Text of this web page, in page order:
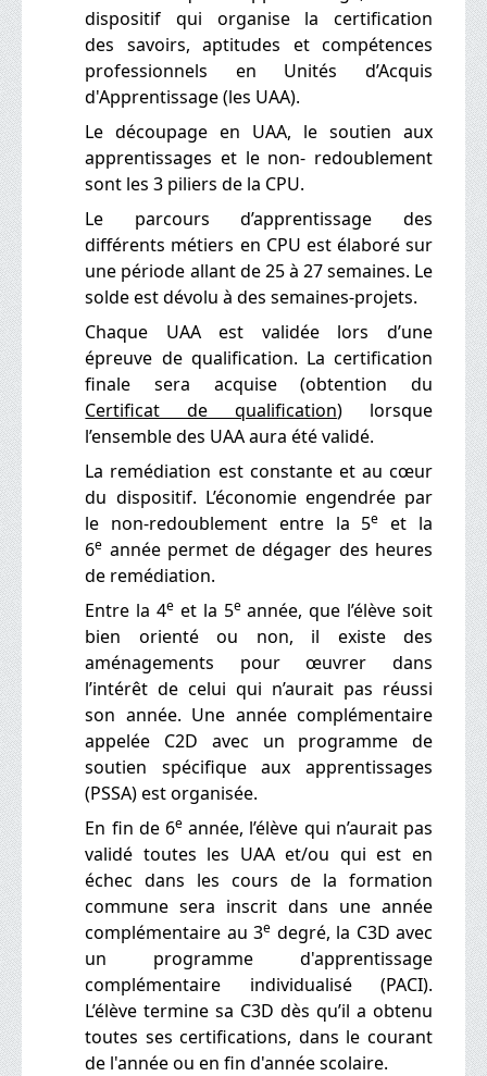
dispositif qui organise la certification
des savoirs, aptitudes et compétences
professionnels en Unités d’Acquis
d'Apprentissage (les UAA).
Le découpage en UAA, le soutien aux
apprentissages et le non- redoublement
sont les 3 piliers de la CPU.
Le parcours d’apprentissage des
différents métiers en CPU est élaboré sur
une période allant de 25 à 27 semaines. Le
solde est dévolu à dessemaines-projets.
Chaque UAA est validée lors d’une
épreuve de qualification. La certification
finale sera acquise (obtention du
Certificat de qualification) lorsque
l’ensemble des UAA aura été validé.
La remédiation est constante et au cœur
du dispositif. L’économie engendrée par
le non-redoublement entre la 5e
et la
6e année permet de dégager des heures
de remédiation.
Entre la 4e et la 5eannée, que l’élève soit
bien orienté ou non, il existe des
aménagements pour œuvrer dans
l’intérêt de celui qui n’aurait pas réussi
son année. Une année complémentaire
appelée C2D avec un programme de
soutien spécifique aux apprentissages
(PSSA)est organisée.
En fin de 6e année, l’élève qui n’aurait pas
validé toutes les UAA et/ou qui est en
échec dans les cours de la formation
commune sera inscrit dans une année
complémentaire au 3e degré, la C3D avec
un programme d'apprentissage
complémentaire individualisé (PACI).
L’élève termine sa C3D dès qu’il a obtenu
toutes ses certifications, dans le courant
de l'année ou en fin d'année scolaire.